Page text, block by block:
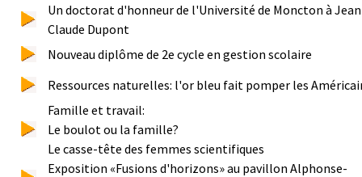
Un doctorat d'honneur de l'Université de Moncton à
Claude Dupont
Nouveau diplôme de 2e cycle en gestion scolaire
Ressources naturelles: l'or bleu fait pomper les
Famille et travail:
Le boulot ou la famille?
Le casse-tête des femmes scientifiques
Exposition «Fusions d'horizons» au pavillon Alphonse-